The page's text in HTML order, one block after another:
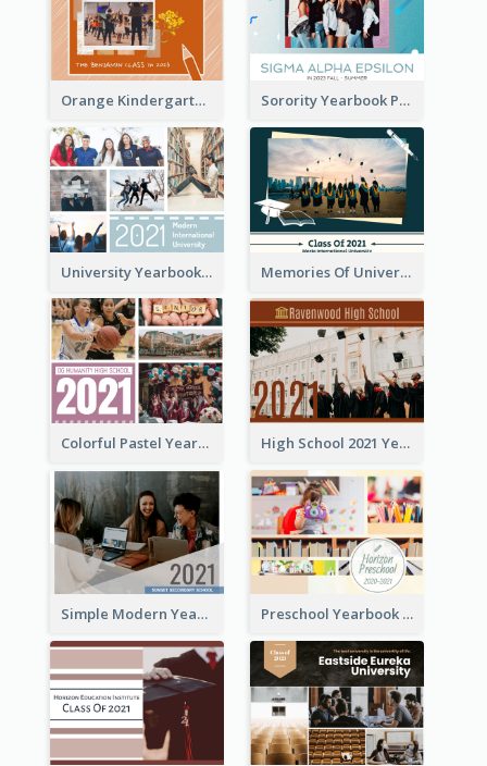
Orange Kindergarten Yearbook Photo Book Sorority Yearbook Photo Book
University Yearbook Photo Book Memories Of University Yearbook Photo Book
Colorful Pastel Yearbook Photo Book High School 2021 Yearbook Photo Book
Simple Modern Yearbook Photo Book Preschool Yearbook Photo Book